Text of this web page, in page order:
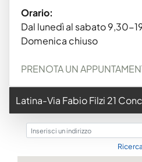
Orario:
Dal lunedì al sabato 9,30-
Domenica chiuso
PRENOTA UN
Latina-Via Fabio Filzi 21
Inserisci un indirizzo
Ricerca